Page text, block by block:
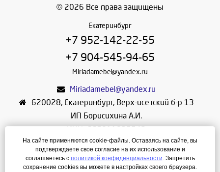
© 2026 Все права защищены
Екатеринбург
+7 952-142-22-55
+7 904-545-94-65
Miriadamebel@yandex.ru
Miriadamebel@yandex.ru
620028, Екатеринбург, Верх-исетский б-р 13
ИП Борисихина А.И.
ИНН: 665811825542
ОГРНИП: 312665804600057
Режим работы: Ежедневно с 10-30 до 19-30
На сайте применяются cookie-файлы. Оставаясь на сайте, вы
подтверждаете свое согласие на их использование и
соглашаетесь с политикой конфиденциальности. Запретить
сохранение cookies вы можете в настройках своего браузера.